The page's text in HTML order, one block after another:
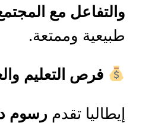
والتفاعل مع
طبيعية وممتعة.
فرص التعليم
إيطاليا تقدم رسوم